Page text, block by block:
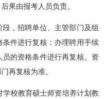
果由报考人员负责。
，招聘单位、主管部门及组
件进行复核；办理聘用手续
的资格条件进行再复核。资
再复核为准。
校教育硕士师资培养计划教